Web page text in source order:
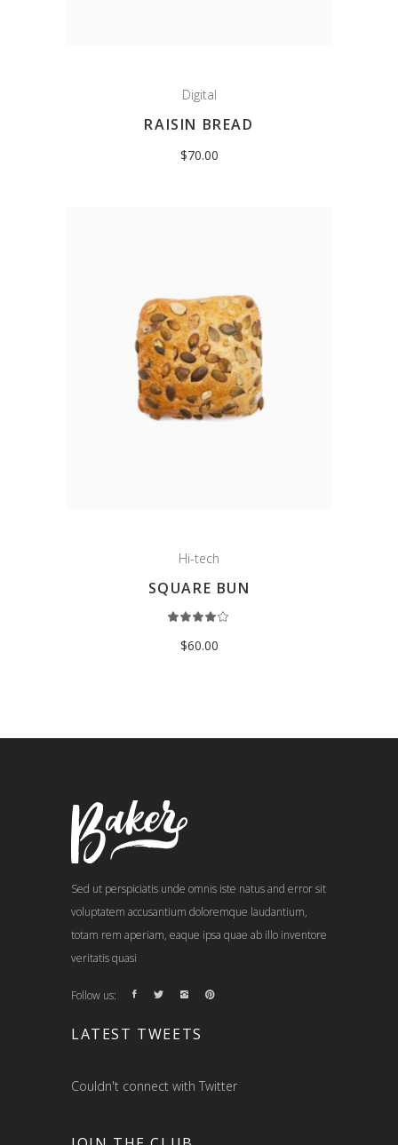
Digital
RAISIN BREAD
$70.00
Hi-tech
SQUARE BUN
of 5
$60.00
Sed ut perspiciatis unde omnis iste natus and error sit
voluptatem accusantium doloremque laudantium,
totam rem aperiam, eaque ipsa quae ab illo inventore
veritatis quasi
Follow us:
LATEST TWEETS
Couldn't connect with Twitter